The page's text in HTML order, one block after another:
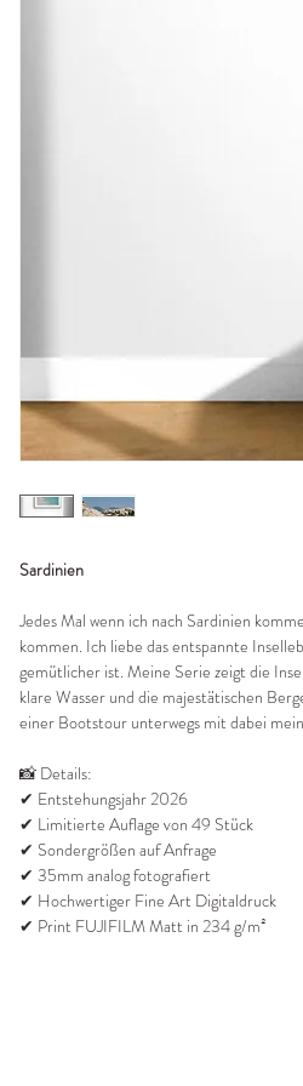
Sardinien
Jedes Mal wenn ich nach Sardinien
kommen. Ich liebe das entspannte
gemütlicher ist. Meine Serie zeigt die
klare Wasser und die majestätischen
einer Bootstour unterwegs mit dabei
📸 Details:
✔ Entstehungsjahr 2026
✔ Limitierte Auflage von 49 Stück
✔ Sondergrößen auf Anfrage
✔ 35mm analog fotografiert
✔ Hochwertiger Fine Art Digitaldruck
✔ Print FUJIFILM Matt in 234 g/m²